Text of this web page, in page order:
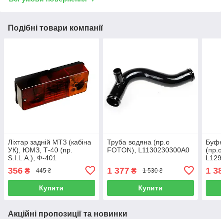
Подібні товари компанії
Ліхтар задній МТЗ (кабіна
УК), ЮМЗ, Т-40 (пр.
S.I.L.A.), Ф-401
356 ₴ 445 ₴
Купити
Труба водяна (пр.о
FOTON), L1130230300A0
1 377₴ 1 530 ₴
Купити
1
Акційні пропозиції та новинки